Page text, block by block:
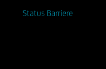
Status Barriere